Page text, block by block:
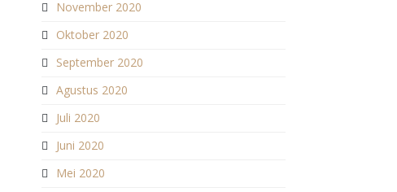
November 2020
Oktober 2020
September 2020
Agustus 2020
Juli 2020
Juni 2020
Mei 2020